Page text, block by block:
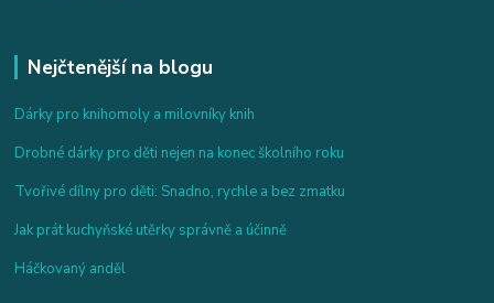
Nejčtenější na blogu
Dárky pro knihomoly a milovníky knih
Drobné dárky pro děti nejen na konec školního roku
Tvořivé dílny pro děti: Snadno, rychle a bez zmatku
Jak prát kuchyňské utěrky správně a účinně
Háčkovaný anděl